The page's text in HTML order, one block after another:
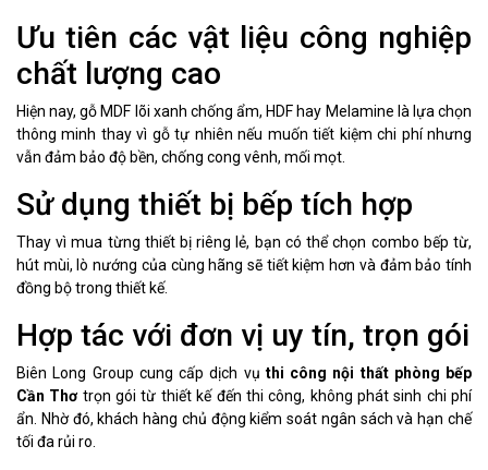
Ưu tiên các vật liệu công nghiệp
chất lượng cao
Hiện nay, gỗ MDF lõi xanh chống ẩm, HDF hay Melamine là lựa chọn
thông minh thay vì gỗ tự nhiên nếu muốn tiết kiệm chi phí nhưng
vẫn đảm bảo độ bền, chống cong vênh, mối mọt.
Sử dụng thiết bị bếp tích hợp
Thay vì mua từng thiết bị riêng lẻ, bạn có thể chọn combo bếp từ,
hút mùi, lò nướng của cùng hãng sẽ tiết kiệm hơn và đảm bảo tính
đồng bộ trong thiết kế.
Hợp tác với đơn vị uy tín, trọn gói
Biên Long Group cung cấp dịch vụ thi công nội thất phòng bếp
Cần Thơtrọn gói từ thiết kế đến thi công, không phát sinh chi phí
ẩn. Nhờ đó, khách hàng chủ động kiểm soát ngân sách và hạn chế
tối đa rủi ro.